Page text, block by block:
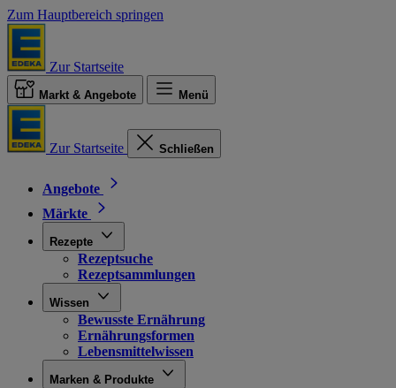
Zum Hauptbereich springen
Zur Startseite
Markt & Angebote Menü
Zur Startseite Schließen
Angebote
Märkte
Rezepte
Rezeptsuche
Rezeptsammlungen
Wissen
Bewusste Ernährung
Ernährungsformen
Lebensmittelwissen
Marken & Produkte